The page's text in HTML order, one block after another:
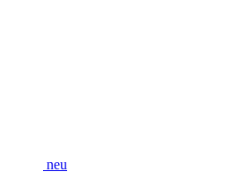
neu